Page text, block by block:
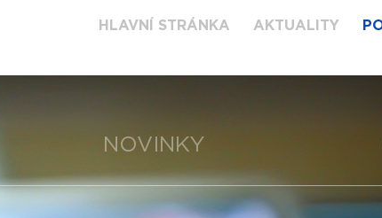
HLAVNÍ STRÁNKA AKTUALITY
NOVINKY